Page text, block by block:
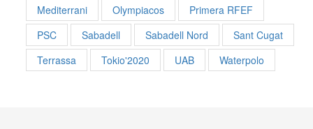
Mediterrani
Olympiacos
Primera RFEF
PSC
Sabadell Sabadell Nord
Sant Cugat
Terrassa
Tokio'2020 UAB Waterpolo